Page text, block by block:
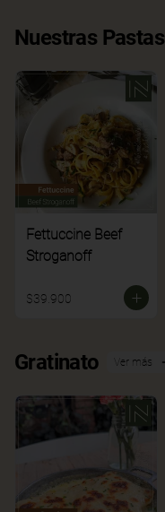
Nuestras Pastas
Fettuccine Beef
Stroganoff
$39.900
Gratinato Ver más